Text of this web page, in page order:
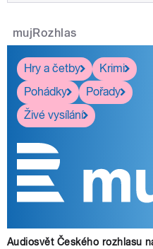
mujRozhlas
Hry a četby
Krimi
Pohádky
Pořady
Živé vysílání
Audiosvět Českého rozhlasu